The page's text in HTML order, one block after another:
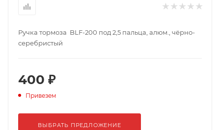
Ручка тормоза BLF-200 под 2,5 пальца, алюм., чёрно-
серебристый
400 ₽
Привезем
ВЫБРАТЬ ПРЕДЛОЖЕНИЕ